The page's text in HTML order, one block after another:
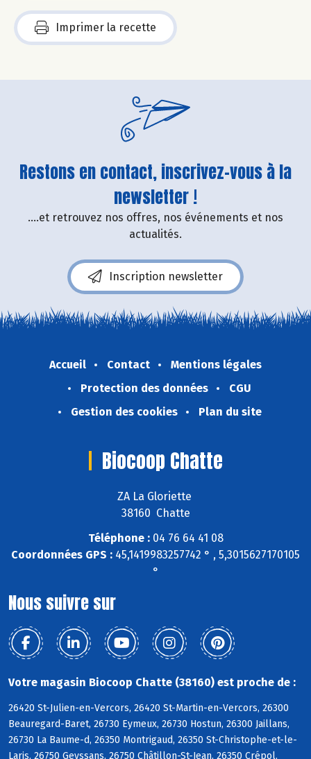
Imprimer la recette
Restons en contact, inscrivez-vous à la
newsletter !
....et retrouvez nos offres, nos événements et nos
actualités.
Inscription newsletter
Accueil Contact
Mentions légales
Protection des données
CGU
Gestion des cookies
Plan du site
Biocoop Chatte
ZA La Gloriette
38160 Chatte
Téléphone :04 76 64 41 08
Coordonnées GPS : 45,1419983257742 ° , 5,3015627170105
°
Nous suivre sur
Votre magasin Biocoop Chatte (38160) est proche de :
26420 St-Julien-en-Vercors, 26420 St-Martin-en-Vercors, 26300
Beauregard-Baret, 26730 Eymeux, 26730 Hostun, 26300 Jaillans,
26730 La Baume-d, 26350 Montrigaud, 26350 St-Christophe-et-le-
Laris, 26750 Geyssans, 26750 Châtillon-St-Jean, 26350 Crépol,